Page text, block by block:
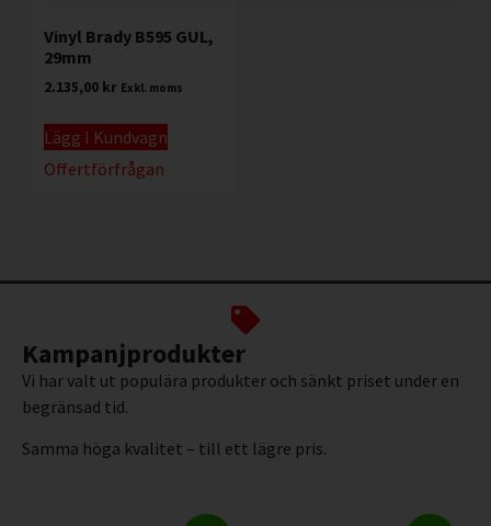
Vinyl Brady B595 GUL,
29mm
2.135,00 kr Exkl. moms
Lägg I Kundvagn
Offertförfrågan
Kampanjprodukter
Vi har valt ut populära produkter och sänkt priset under en
begränsad tid.
Samma höga kvalitet – till ett lägre pris.